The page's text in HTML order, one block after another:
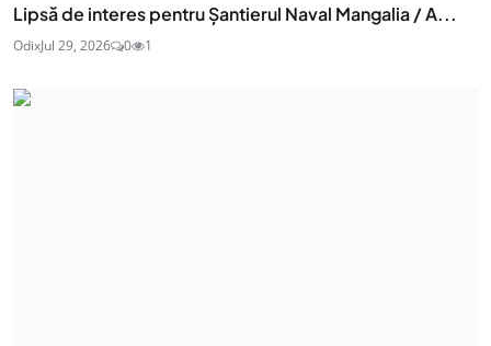
Lipsă de interes pentru Șantierul Naval Mangalia / A...
OdixJul 29, 2026 0 1